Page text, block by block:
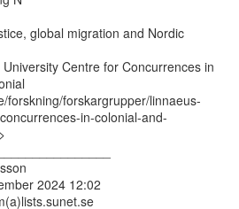
global migration and Nordic
Centre for Concurrences in
forskning/forskargrupper/linnaeus-
in-colonial-and-
2024 12:02